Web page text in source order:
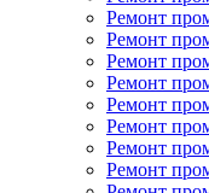
Ремонт
Ремонт
Ремонт
Ремонт
Ремонт
Ремонт
Ремонт
Ремонт